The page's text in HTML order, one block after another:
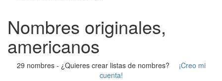
Nombres originales,
americanos
29 nombres - ¿Quieres crear listas de nombres?
¡Creo mi
cuenta!